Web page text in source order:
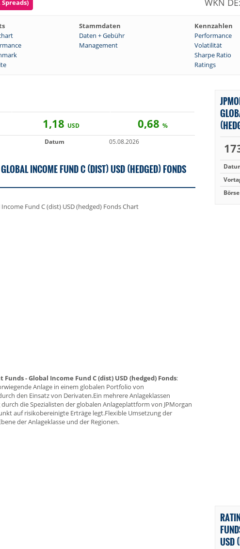
Stammdaten Kennzahlen
Daten + Gebühr Performance
Management Volatilität
Sharpe Ratio
Ratings
1,18 USD 0,68 %
Datum 05.08.2026
INCOME FUND C (DIST) USD (HEDGED) FONDS
- Global Income Fund C (dist) USD (hedged) Fonds:
Anlage in einem globalen Portfolio von
den Einsatz von Derivaten.Ein mehrere Anlageklassen
die Spezialisten der globalen Anlageplattform von JPMorgan
auf risikobereinigte Erträge legt.Flexible Umsetzung der
der Anlageklasse und der Regionen.
Börse
USD